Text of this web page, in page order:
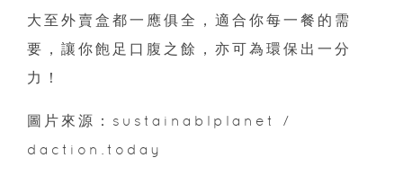
大至外賣盒都一應俱全，適合你每一餐的需
要，讓你飽足口腹之餘，亦可為環保出一分
力！
圖片來源：sustainablplanet /
daction.today